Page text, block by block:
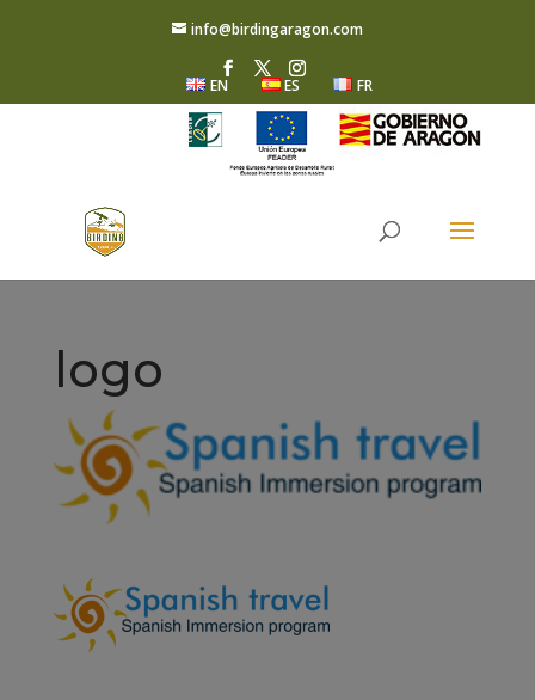
info@birdingaragon.com
EN ES FR
logo